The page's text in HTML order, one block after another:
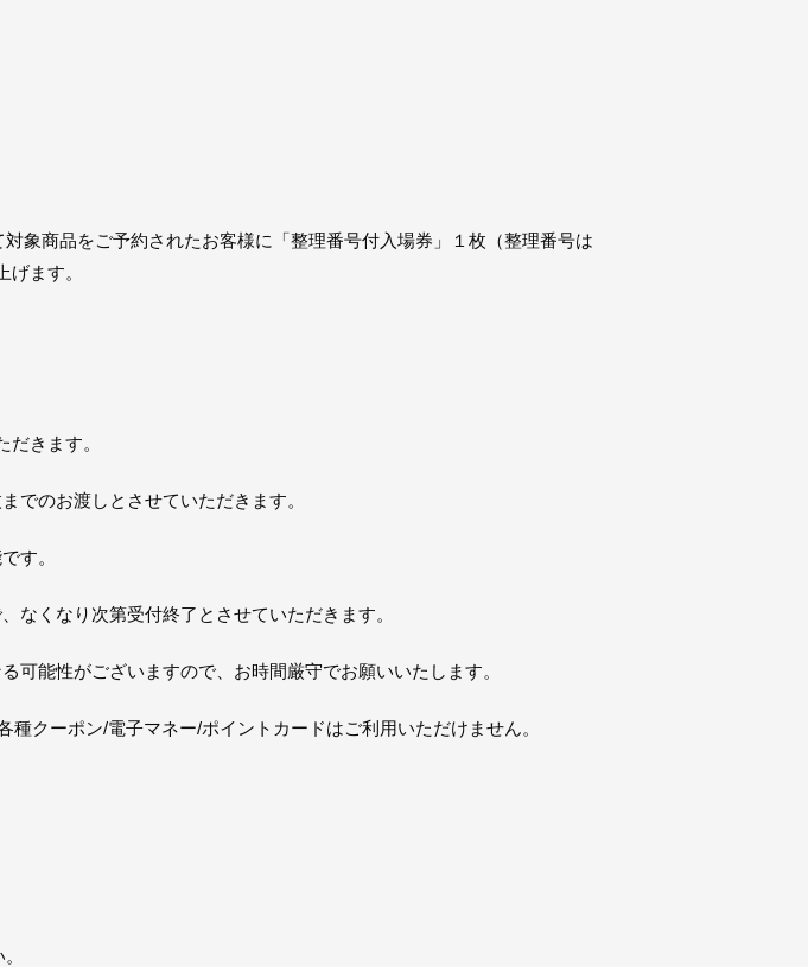
象商品をご予約されたお客様に「整理番号付入場券」１枚（整理番号は
ます。
きます。
でのお渡しとさせていただきます。
す。
くなり次第受付終了とさせていただきます。
能性がございますので、お時間厳守でお願いいたします。
クーポン/電子マネー/ポイントカードはご利用いただけません。